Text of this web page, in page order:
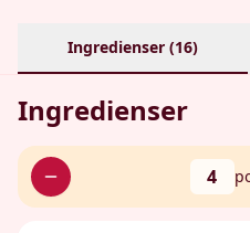
Ingredienser (16)
Ingredienser
4